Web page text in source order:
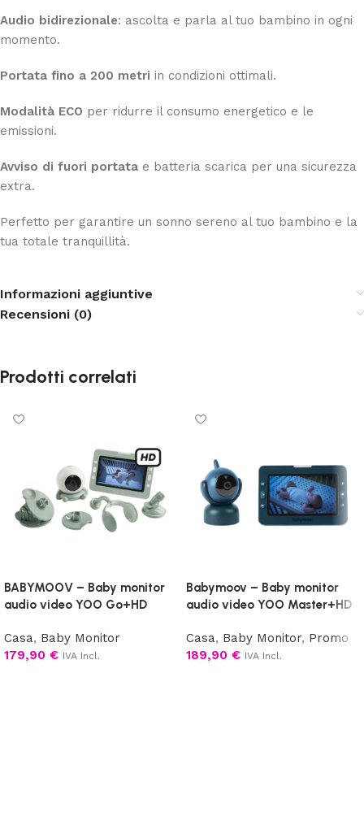
Audio bidirezionale: ascolta e parla al tuo bambino in ogni
momento.
Portata fino a 200 metri in condizioni ottimali.
Modalità ECO per ridurre il consumo energetico e le
emissioni.
Avviso di fuori portata e batteria scarica per una sicurezza
extra.
Perfetto per garantire un sonno sereno al tuo bambino e la
tua totale tranquillità.
Informazioni aggiuntive
Recensioni (0)
Prodotti correlati
BABYMOOV – Baby monitor
audio video YOO Go+HD
Casa, Baby Monitor
179,90 € IVA Incl.
Babymoov – Baby monitor
audio video YOO Master+HD
Casa, Baby Monitor, Promo
189,90 € IVA Incl.